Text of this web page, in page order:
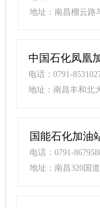
地址：南昌榴云路
中国石化凤凰
电话：0791-
地址：南昌丰和北
国能石化加油
电话：0791-
地址：南昌320国